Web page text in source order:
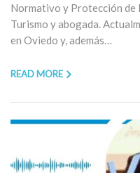
Normativo y Protección de
Turismo y abogada.
en Oviedo y, además…
READ MORE